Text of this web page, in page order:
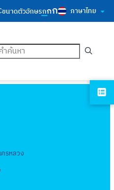
ขนาดตัวอักษรกกก ภาษาไทย
รหลวง